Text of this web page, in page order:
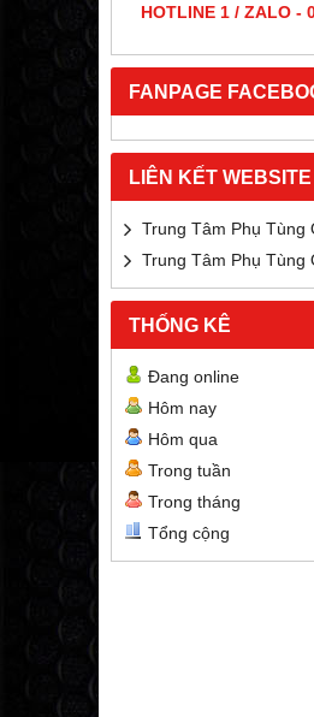
HOTLINE 1 / ZALO -
FANPAGE
LIÊN KẾT WEBSITE
Trung Tâm Phụ Tùng
Trung Tâm Phụ Tùng
THỐNG KÊ
Đang online
Hôm nay
Hôm qua
Trong tuần
Trong tháng
Tổng cộng